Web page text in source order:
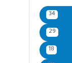
34
29
18